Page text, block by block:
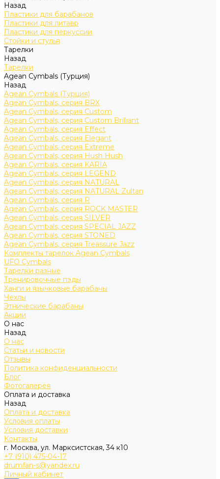
Назад
Пластики для барабанов
Пластики для литавр
Пластики для перкуссии
Стойки и стулья
Тарелки
Назад
Тарелки
Agean Cymbals (Турция)
Назад
Agean Cymbals (Турция)
Agean Cymbals, серия BRX
Agean Cymbals, серия Custom
Agean Cymbals, серия Custom Brilliant
Agean Cymbals, серия Effect
Agean Cymbals, серия Elegant
Agean Cymbals, серия Extreme
Agean Cymbals, серия Hush Hush
Agean Cymbals, серия KARIA
Agean Cymbals, серия LEGEND
Agean Cymbals, серия NATURAL
Agean Cymbals, серия NATURAL Zultan
Agean Cymbals, серия R
Agean Cymbals, серия ROCK MASTER
Agean Cymbals, серия SILVER
Agean Cymbals, серия SPECIAL JAZZ
Agean Cymbals, серия STONED
Agean Cymbals, серия Treassure Jazz
Комплекты тарелок Agean Cymbals
UFO Cymbals
Тарелки разные
Тренировочные пэды
Ханги и язычковые барабаны
Чехлы
Этнические барабаны
Акции
О нас
Назад
О нас
Статьи и новости
Отзывы
Политика конфиденциальности
Блог
Фотогалерея
Оплата и доставка
Назад
Оплата и доставка
Условия оплаты
Условия доставки
Контакты
г. Москва, ул. Марксистская, 34 к10
+7 (910) 475-04-17
drumfan-s@yandex.ru
Личный кабинет